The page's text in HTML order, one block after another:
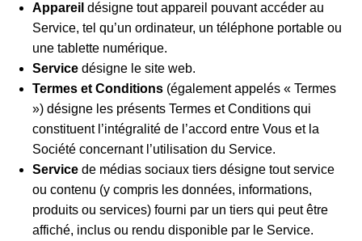
Appareil désigne tout appareil pouvant accéder au
Service, tel qu’un ordinateur, un téléphone portable ou
une tablette numérique.
Service désigne le site web.
Termes et Conditions (également appelés « Termes
») désigne les présents Termes et Conditions qui
constituent l’intégralité de l’accord entre Vous et la
Société concernant l’utilisation du Service.
Service de médias sociaux tiers désigne tout service
ou contenu (y compris les données, informations,
produits ou services) fourni par un tiers qui peut être
affiché, inclus ou rendu disponible par le Service.